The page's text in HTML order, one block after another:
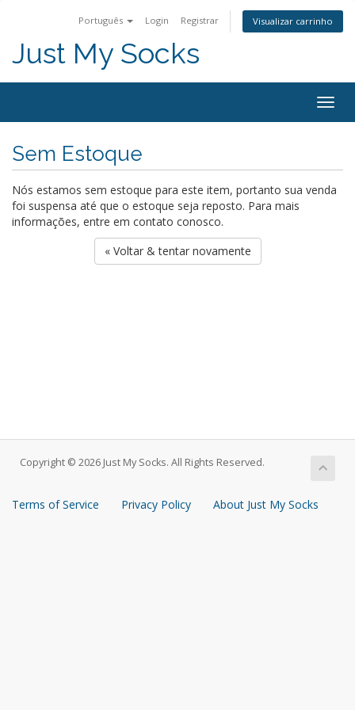
Português Login Registrar Visualizar carrinho
Just My Socks
Sem Estoque
Nós estamos sem estoque para este item, portanto sua venda
foi suspensa até que o estoque seja reposto. Para mais
informações, entre em contato conosco.
« Voltar & tentar novamente
Copyright © 2026 Just My Socks. All Rights Reserved.
Terms of Service Privacy Policy About Just My Socks